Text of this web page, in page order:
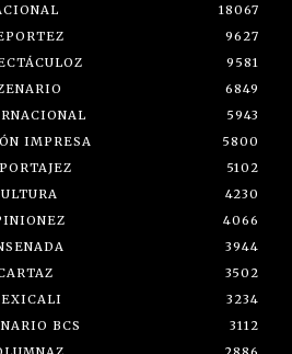
18067
9627
9581
6849
5943
IMPRESA
5800
5102
4230
4066
3944
3502
3234
BCS
3112